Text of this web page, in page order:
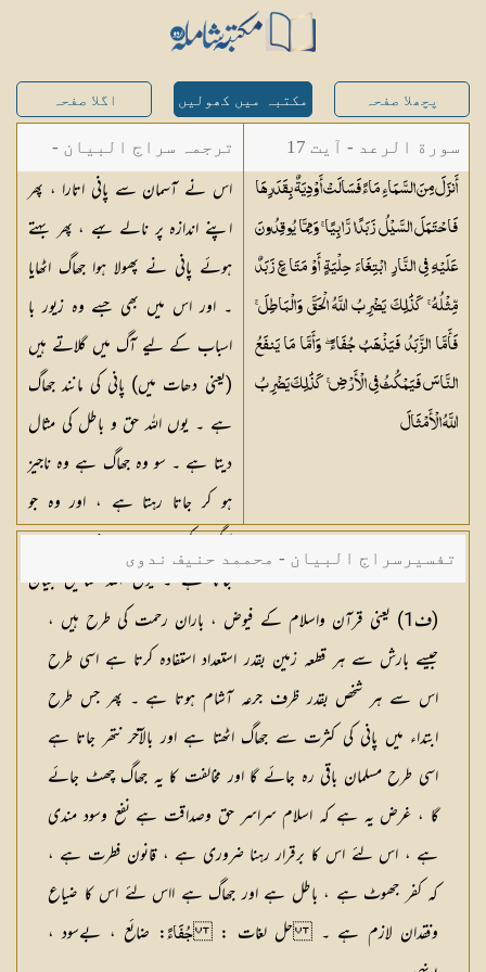
پچھلا صفحہ مکتبہ میں کھولیں اگلا صفحہ
سورة الرعد - آیت 17
أَنزَلَ مِنَ السَّمَاءِ مَاءً فَسَالَتْ أَوْدِيَةٌ بِقَدَرِهَا
فَاحْتَمَلَ السَّيْلُ زَبَدًا رَّابِيًا ۚ وَمِمَّا يُوقِدُونَ
عَلَيْهِ فِي النَّارِ ابْتِغَاءَ حِلْيَةٍ أَوْ مَتَاعٍ زَبَدٌ
مِّثْلُهُ ۚ كَذَٰلِكَ يَضْرِبُ اللَّهُ الْحَقَّ وَالْبَاطِلَ ۚ
فَأَمَّا الزَّبَدُ فَيَذْهَبُ جُفَاءً ۖ وَأَمَّا مَا يَنفَعُ
النَّاسَ فَيَمْكُثُ فِي الْأَرْضِ ۚ كَذَٰلِكَ يَضْرِبُ
اللَّهُالْأَمْثَالَ
ترجمہ سراج البیان -
مستفاد از ترجمتین
شاہ عبدالقادر دھلوی/
اس نے آسمان سے پانی اتارا ، پھر
اپنے اندازہ پر نالے بہے ، پھر بہتے
ہوئے پانی نے پھولا ہوا جھاگ اٹھایا
۔ اور اس میں بھی جسے وہ زیور با
اسباب کے لیے آگ میں گلاتے ہیں
(یعنی دھات میں) پانی کی مانند جھاگ
ہے ۔ یوں اللہ حق و باطل کی مثال
دیتا ہے ۔ سو وہ جھاگ ہے وہ ناجیز
ہو کر جاتا رہتا ہے ، اور وہ جو
لوگوں کو مفید ہے ۔ زمین میں رہ
جاتا ہے ۔ یوں اللہ مثالیں بیان
کرتا ہے ۔(ف١
تفسیرسراج البیان - محممد حنیف ندوی
(ف1 ) یعنی قرآن واسلام کے فیوض ، باران رحمت کی طرح ہیں ،
جیسے بارش سے ہر قطعہ زمین بقدر استعداد استفادہ کرتا ہے اسی طرح
اس سے ہر شخص بقدر ظرف جرعہ آشام ہوتا ہے ۔ پھر جس طرح
ابتداء میں پانی کی کثرت سے جھاگ اٹھتا ہے اور بالآخر نتھر جاتا ہے
اسی طرح مسلمان باقی رہ جائے گا اور مخالفت کا یہ جھاگ چھٹ جائے
گا ، غرض یہ ہے کہ اسلام سراسر حق وصداقت ہے نفع وسود مندی
ہے ، اس لئے اس کا برقرار رہنا ضروری ہے ، قانون فطرت ہے ،
کہ کفر جھوٹ ہے ، باطل ہے اور جھاگ ہے ااس لئے اس کا ضیاع
وفقدان لازم ہے ۔حل لغات :جُفَاءً: ضائع ، بےسود ،